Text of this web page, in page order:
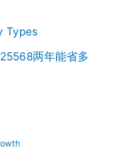
Types
两年能省多